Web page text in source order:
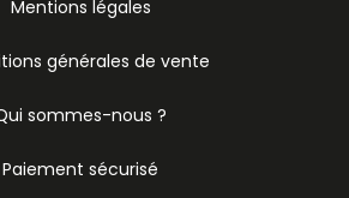
Mentions légales
générales de vente
sommes-nous ?
Paiement sécurisé